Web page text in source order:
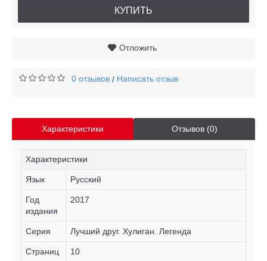
КУПИТЬ
Отложить
0 отзывов / Написать отзыв
Характеристики Отзывов (0)
Характеристики
Язык Русский
Год
издания
2017
Серия Лучший друг. Хулиган. Легенда
Страниц 10